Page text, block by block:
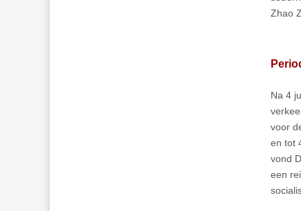
Zhao
Na 4
voor
en tot
vond
een